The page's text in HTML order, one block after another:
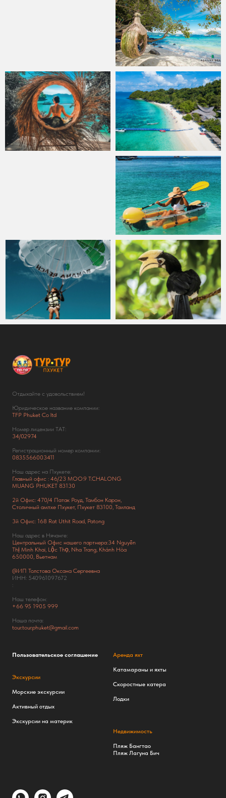
Отдыхайте с удовольствием!
Юридическое название компании:
TFP Phuket Co ltd
Номер лицензии ТАТ:
34/02974
Регистрационный номер компании:
0835566003411
Наш адрес на Пхукете:
Главный офис : 46/23 MOO.9 T.CHALONG
MUANG PHUKET 83130
2й Офис: 470/4 Патак Роуд, Тамбон Карон,
Столичный ампхе Пхукет, Пхукет 83100, Таиланд
3й Офис: 168 Rat Uthit Road, Patong
Наш адрес в Нячанге:
Центральный Офис нашего партнера:34 Nguyễn
Thị Minh Khai, Lộc Thọ, Nha Trang, Khánh Hòa
650000, Вьетнам
@ИП Толстова Оксана Сергеевна
ИНН: 540961097672
:
Наш телефон:
+66 95 1905 999
Наша почта:
tour.tour.phuket@gmail.com
Пользовательское соглашение
Экскурсии
Морские экскурсии
Активный отдых
Экскурсии на материк
Аренда яхт
Катамараны и яхты
Скоростные катера
Лодки
Недвижимость
Пляж Бангтао
Пляж Лагуна Бич